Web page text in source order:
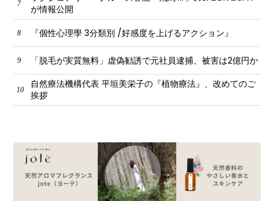
7
が情報公開
8 『個性心理學 3分類別 /好感度を上げるアクション』
9 「脱毛が実質無料」虚偽勧誘で元社員逮捕、被害は2億円か
10
自然療法機構代表 平垣美栄子の『植物療法』、改めてのご
挨拶